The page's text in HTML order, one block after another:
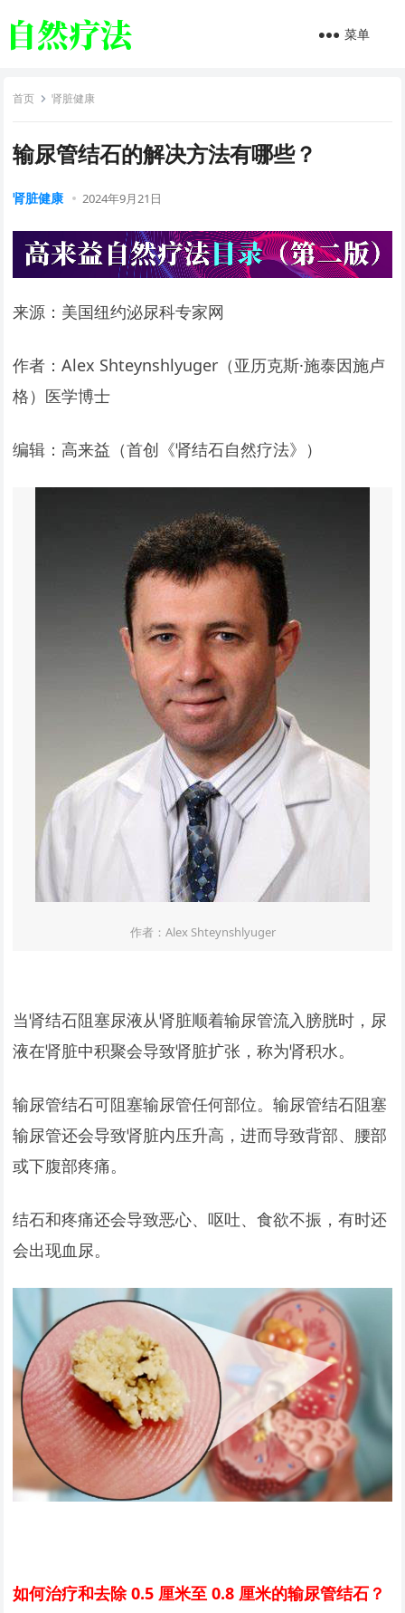
菜单
首页 肾脏健康
输尿管结石的解决方法有哪些？
肾脏健康 2024年9月21日
来源：美国纽约泌尿科专家网
作者：Alex Shteynshlyuger（亚历克斯·施泰因施卢
格）医学博士
编辑：高来益（首创《肾结石自然疗法》）
作者：Alex Shteynshlyuger
当肾结石阻塞尿液从肾脏顺着输尿管流入膀胱时，尿
液在肾脏中积聚会导致肾脏扩张，称为肾积水。
输尿管结石可阻塞输尿管任何部位。输尿管结石阻塞
输尿管还会导致肾脏内压升高，进而导致背部、腰部
或下腹部疼痛。
结石和疼痛还会导致恶心、呕吐、食欲不振，有时还
会出现血尿。
如何治疗和去除 0.5 厘米至 0.8 厘米的输尿管结石？